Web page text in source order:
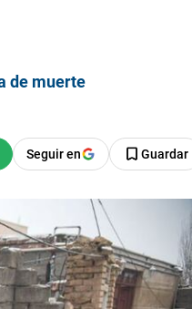
de muerte
Seguir en Guardar